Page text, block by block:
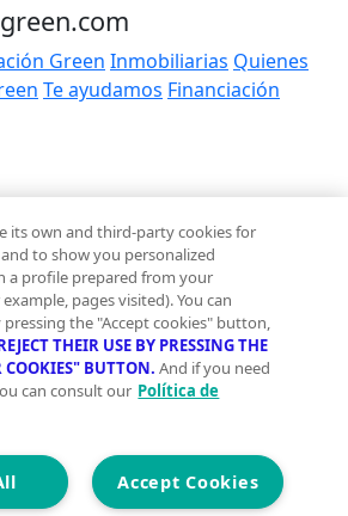
Green Inmobiliarias Quienes
Te ayudamos Financiación
its own and third-party cookies for
to show you personalized
a profile prepared from your
pages visited). You can
pressing the "Accept cookies" button,
THEIR USE BY PRESSING THE
COOKIES" BUTTON. And if you need
can consult our Política de
Accept Cookies